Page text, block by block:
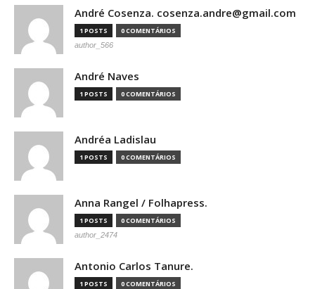
André Cosenza. cosenza.andre@gmail.com
1 POSTS 0 COMENTÁRIOS
author_566
André Naves
1 POSTS 0 COMENTÁRIOS
Andréa Ladislau
1 POSTS 0 COMENTÁRIOS
Anna Rangel / Folhapress.
1 POSTS 0 COMENTÁRIOS
author_2474
Antonio Carlos Tanure.
1 POSTS 0 COMENTÁRIOS